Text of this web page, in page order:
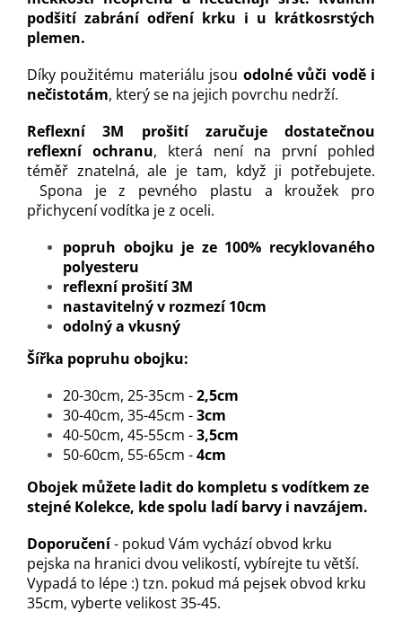
podšití zabrání odření krku i u krátkosrstých
plemen.
Díky použitému materiálu jsou odolné vůči vodě i
nečistotám, který se na jejich povrchu nedrží.
Reflexní 3M prošití zaručuje dostatečnou
reflexní ochranu, která není na první pohled
téměř znatelná, ale je tam, když ji potřebujete.
Spona je z pevného plastu a kroužek pro
přichycení vodítka je z oceli.
popruh obojku je ze 100% recyklovaného
polyesteru
reflexní prošití 3M
nastavitelný v rozmezí 10cm
odolný a vkusný
Šířka popruhu obojku:
20-30cm, 25-35cm -2,5cm
30-40cm, 35-45cm -3cm
40-50cm, 45-55cm -3,5cm
50-60cm, 55-65cm -4cm
Obojek můžete ladit do kompletu s vodítkem ze
stejné Kolekce, kde spolu ladí barvy i navzájem.
Doporučení- pokud Vám vychází obvod krku
pejska na hranici dvou velikostí, vybírejte tu větší.
Vypadá to lépe :) tzn. pokud má pejsek obvod krku
35cm, vyberte velikost 35-45.